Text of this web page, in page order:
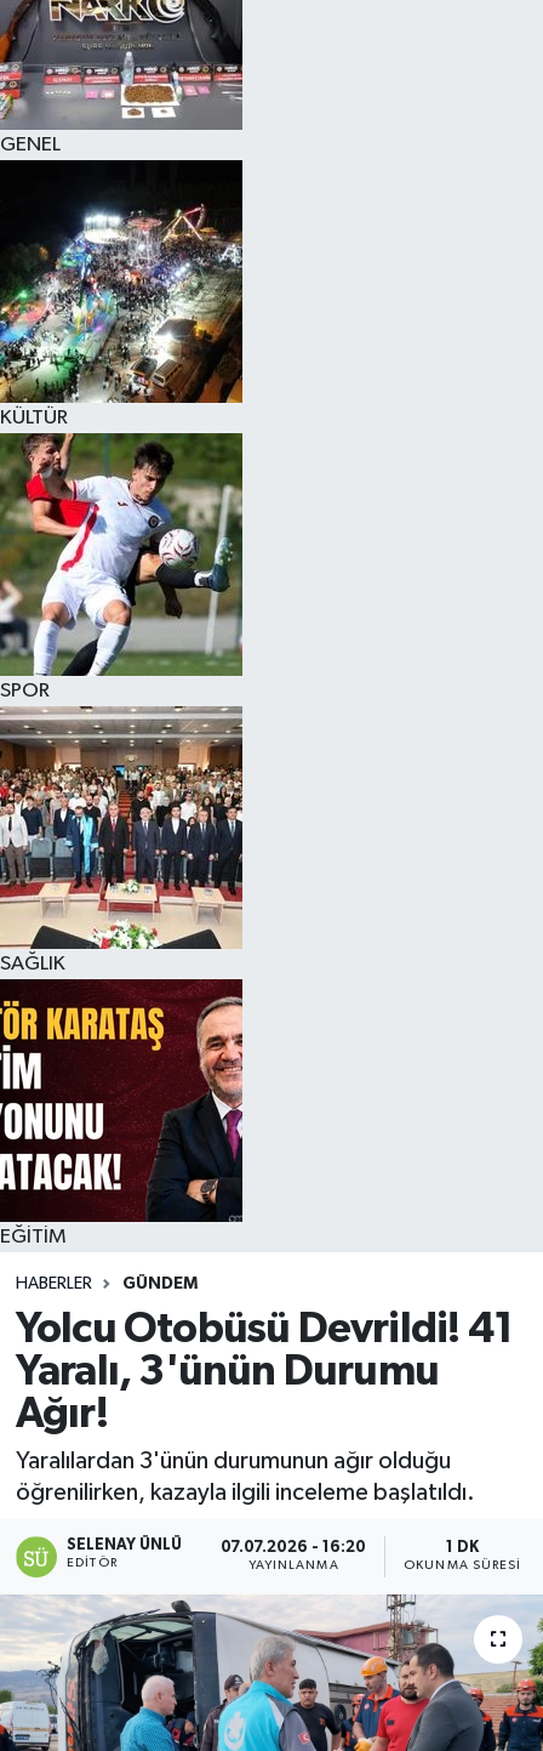
GENEL
KÜLTÜR
SPOR
SAĞLIK
EĞİTİM
HABERLER GÜNDEM
Yolcu Otobüsü Devrildi! 41
Yaralı, 3'ünün Durumu
Ağır!
Yaralılardan 3'ünün durumunun ağır olduğu
öğrenilirken, kazayla ilgili inceleme başlatıldı.
SELENAY ÜNLÜ
EDITÖR
07.07.2026 - 16:20
YAYINLANMA
1 DK
OKUNMA SÜRESI
KÜLTÜR SANAT
MAGAZİN
SAĞLIK
SİYASET
SPOR
TEKNOLOJİ
VİZYONDAKİLER
YAŞAM